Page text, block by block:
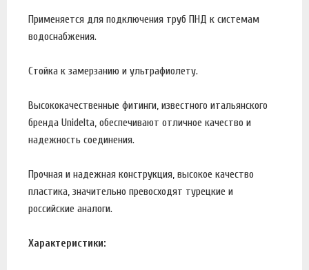
Применяется для подключения труб ПНД к системам
водоснабжения.
Стойка к замерзанию и ультрафиолету.
Высококачественные фитинги, известного итальянского
бренда Unidelta, обеспечивают отличное качество и
надежность соединения.
Прочная и надежная конструкция, высокое качество
пластика, значительно превосходят турецкие и
российские аналоги.
Характеристики: